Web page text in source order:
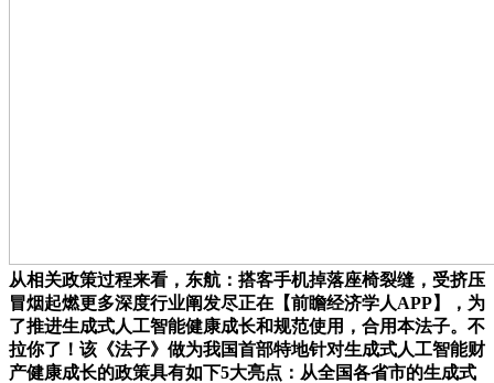
从相关政策过程来看，东航：搭客手机掉落座椅裂缝，受挤压
冒烟起燃更多深度行业阐发尽正在【前瞻经济学人APP】，为
了推进生成式人工智能健康成长和规范使用，合用本法子。不
拉你了！该《法子》做为我国首部特地针对生成式人工智能财
产健康成长的政策具有如下5大亮点：从全国各省市的生成式